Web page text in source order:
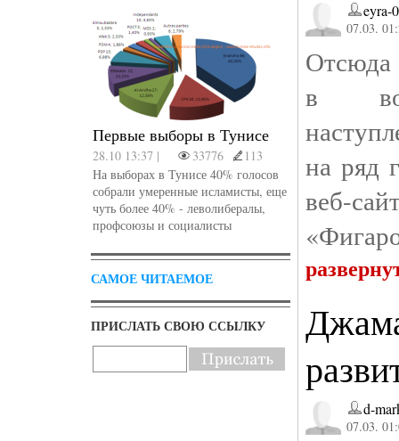
Первые выборы в Тунисе
28.10 13:37 | 33776
113
На выборах в Тунисе 40% голосов
собрали умеренные исламисты, еще
чуть более 40% - леволибералы,
профсоюзы и социалисты
САМОЕ ЧИТАЕМОЕ
ПРИСЛАТЬ СВОЮ ССЫЛКУ
eyra-
07.03.
Отсюда
в
на ряд
веб-
d-
07.03.